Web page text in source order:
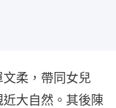
柔，帶同女兒
近大自然。其後陳